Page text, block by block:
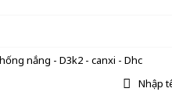
nắng - D3k2 - canxi - Dhc
Nhập